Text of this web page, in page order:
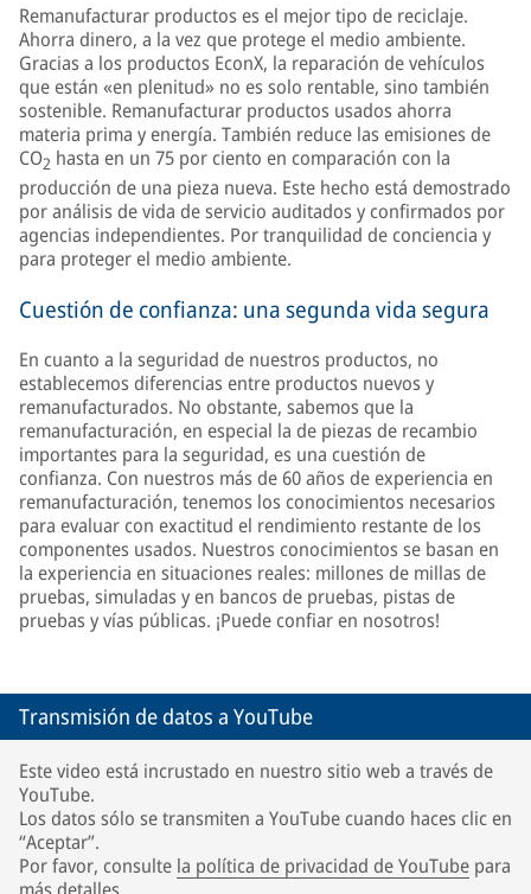
Remanufacturar productos es el mejor tipo de reciclaje.
Ahorra dinero, a la vez que protege el medio ambiente.
Gracias a los productos EconX, la reparación de vehículos
que están «en plenitud» no es solo rentable, sino también
sostenible. Remanufacturar productos usados ahorra
materia prima y energía. También reduce las emisiones de
CO2 hasta en un 75 por ciento en comparación con la
producción de una pieza nueva. Este hecho está demostrado
por análisis de vida de servicio auditados y confirmados por
agencias independientes. Por tranquilidad de conciencia y
para proteger el medio ambiente.
Cuestión de confianza: una segunda vida segura
En cuanto a la seguridad de nuestros productos, no
establecemos diferencias entre productos nuevos y
remanufacturados. No obstante, sabemos que la
remanufacturación, en especial la de piezas de recambio
importantes para la seguridad, es una cuestión de
confianza. Con nuestros más de 60 años de experiencia en
remanufacturación, tenemos los conocimientos necesarios
para evaluar con exactitud el rendimiento restante de los
componentes usados. Nuestros conocimientos se basan en
la experiencia en situaciones reales: millones de millas de
pruebas, simuladas y en bancos de pruebas, pistas de
pruebas y vías públicas. ¡Puede confiar en nosotros!
Transmisión de datos a YouTube
Este video está incrustado en nuestro sitio web a través de
YouTube.
Los datos sólo se transmiten a YouTube cuando haces clic en
“Aceptar”.
Por favor, consulte la política de privacidad de YouTube para